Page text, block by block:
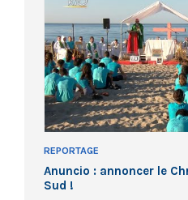
REPORTAGE
Anuncio : annoncer le
Sud !